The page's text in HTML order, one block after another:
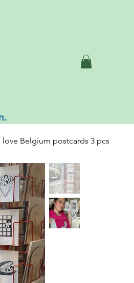
love Belgium postcards 3 pcs